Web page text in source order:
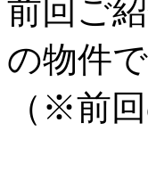
前回ご
の物件で
（※前